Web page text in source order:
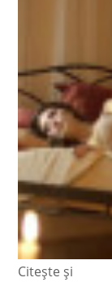
Citește și